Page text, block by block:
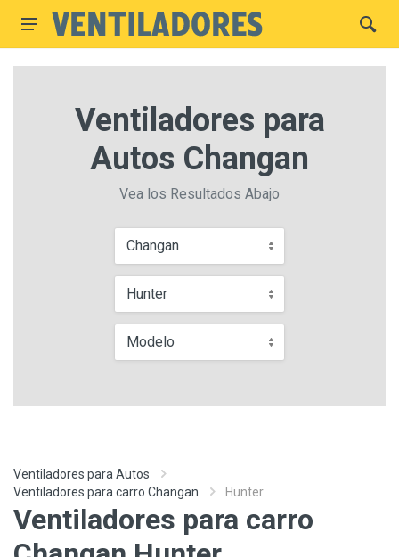
Ventiladores para
Autos Changan
Vea los Resultados Abajo
Changan
Hunter
Modelo
Ventiladores para Autos
Ventiladores para carro Changan
Hunter
Ventiladores para carro